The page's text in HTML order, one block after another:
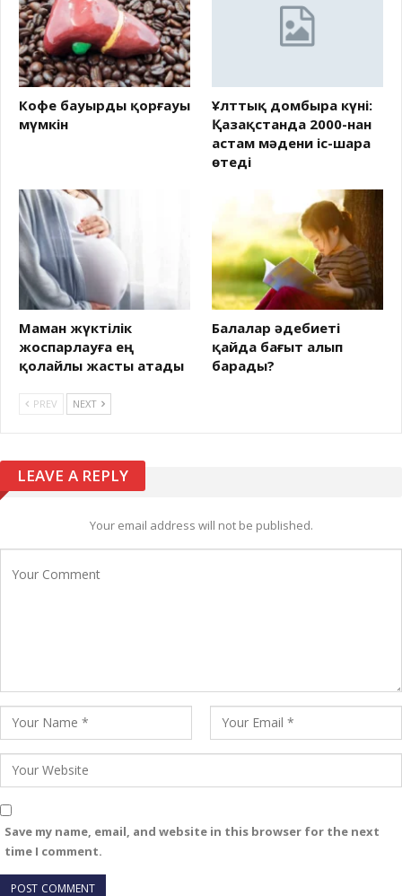
Кофе бауырды қорғауы
мүмкін
Ұлттық домбыра күні:
Қазақстанда 2000-нан
астам мәдени іс-шара
өтеді
Маман жүктілік
жоспарлауға ең
қолайлы жасты атады
Балалар әдебиеті
қайда бағыт алып
барады?
PREV NEXT
LEAVE A REPLY
Your email address will not be published.
Save my name, email, and website in this browser for the next
time I comment.